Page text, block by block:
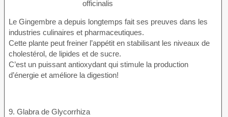
Le Gingembre a depuis longtemps fait ses preuves dans les
industries culinaires et pharmaceutiques.
Cette plante peut freiner l’appétit en stabilisant les niveaux de
cholestérol, de lipides et de sucre.
C’est un puissant antioxydant qui stimule la production
d’énergie et améliore la digestion!
9. Glabra de Glycorrhiza